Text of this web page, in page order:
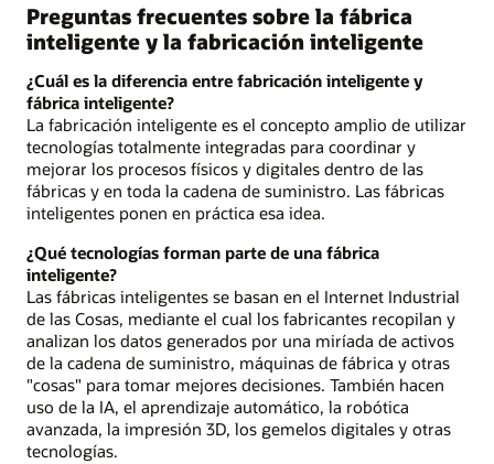
Preguntas frecuentes sobre la fábrica
inteligente y la fabricación inteligente
¿Cuál es la diferencia entre fabricación inteligente y
fábrica inteligente?
La fabricación inteligente es el concepto amplio de utilizar
tecnologías totalmente integradas para coordinar y
mejorar los procesos físicos y digitales dentro de las
fábricas y en toda la cadena de suministro. Las fábricas
inteligentes ponen en práctica esa idea.
¿Qué tecnologías forman parte de una fábrica
inteligente?
Las fábricas inteligentes se basan en el Internet Industrial
de las Cosas, mediante el cual los fabricantes recopilan y
analizan los datos generados por una miríada de activos
de la cadena de suministro, máquinas de fábrica y otras
"cosas" para tomar mejores decisiones. También hacen
uso de la IA, el aprendizaje automático, la robótica
avanzada, la impresión 3D, los gemelos digitales y otras
tecnologías.